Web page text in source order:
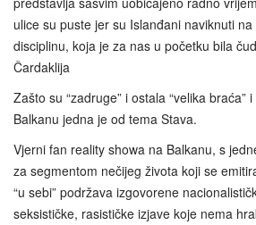
ulice su puste jer su Islanđani naviknuti
disciplinu, koja je za nas u početku bila
Čardaklija
Zašto su “zadruge” i ostala “velika braća”
Balkanu jedna je od tema Stava.
Vjerni fan reality showa na Balkanu, s
za segmentom nečijeg života koji se
“u sebi” podržava izgovorene
seksističke, rasističke izjave koje nema